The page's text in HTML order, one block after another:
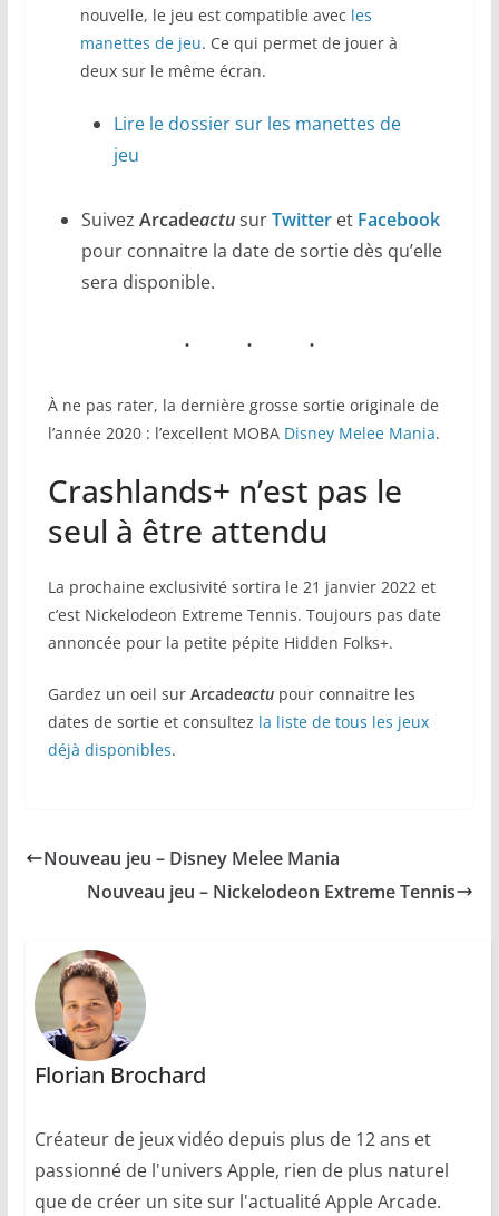
nouvelle, le jeu est compatible avec les
manettes de jeu. Ce qui permet de jouer à
deux sur le même écran.
Lire le dossier sur les manettes de
jeu
Suivez ArcadeactusurTwitteret Facebook
pour connaitre la date de sortie dès qu’elle
sera disponible.
À ne pas rater, la dernière grosse sortie originale de
l’année 2020 : l’excellent MOBA Disney Melee Mania.
Crashlands+ n’est pas le
seul à être attendu
La prochaine exclusivité sortira le 21 janvier 2022 et
c’est Nickelodeon Extreme Tennis. Toujours pas date
annoncée pour la petite pépite Hidden Folks+.
Gardez un oeil sur Arcadeactupour connaitre les
dates de sortie et consultez la liste de tous les jeux
déjà disponibles.
Nouveau jeu – Disney Melee Mania
Nouveau jeu – Nickelodeon Extreme Tennis
Florian Brochard
Créateur de jeux vidéo depuis plus de 12 ans et
passionné de l'univers Apple, rien de plus naturel
que de créer un site sur l'actualité Apple Arcade.